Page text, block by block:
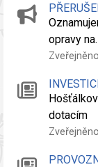
opravy
dotacím